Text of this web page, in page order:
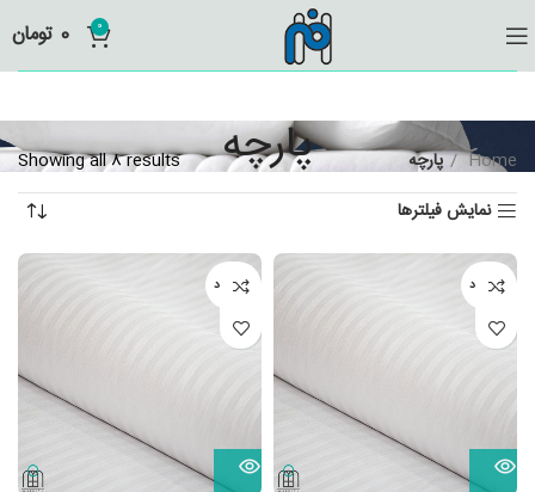
0
0 تومان
پارچه Home پارچه
Showing all 8 results
نمایش فیلترها
ناموجود ناموجود